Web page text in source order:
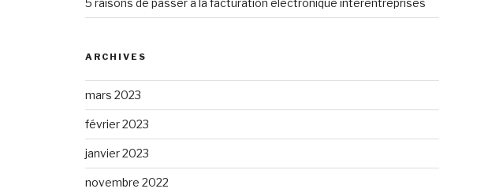
5 raisons de passer à la facturation électronique interentreprises
ARCHIVES
mars 2023
février 2023
janvier 2023
novembre 2022